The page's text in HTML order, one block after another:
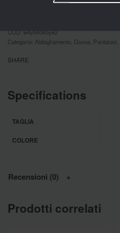
Aggiungi al
w4yb40kbye2
Categorie: Abbigliamento Donna Pantaloni
SHARE
Specifications
TAGLIA
COLORE
Recensioni (0)
Prodotti correlati